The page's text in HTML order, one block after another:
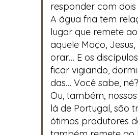
responder com
A água fria tem
lugar que remete
aquele Moço,
orar… E os
ficar vigiando,
das… Você sabe, né?
Ou, também,
lá de Portugal, são
ótimos produtores